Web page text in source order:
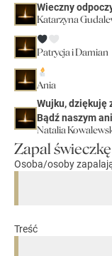
Wieczny
Katarzyna
Patrycja i Damian
Ania
Wujku, dziękuję
Bądź naszym
Natalia
Zapal świeczkę
Osoba/osoby
Treść